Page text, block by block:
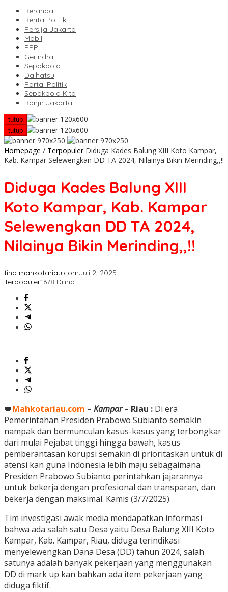
Beranda
Berita Politik
Persija Jakarta
Mobil
PPP
Gerindra
Sepakbola
Daihatsu
Partai Politik
Sepakbola Kita
Banjir Jakarta
tutup
tutup
Homepage / Terpopuler Diduga Kades Balung XIII Koto Kampar,
Kab. Kampar Selewengkan DD TA 2024, Nilainya Bikin Merinding,,!!
Diduga Kades Balung XIII
Koto Kampar, Kab. Kampar
Selewengkan DD TA 2024,
Nilainya Bikin Merinding,,!!
tino mahkotariau.comJuli 2, 2025
Terpopuler1678 Dilihat
👑Mahkotariau.com – Kampar– Riau : Di era
Pemerintahan Presiden Prabowo Subianto semakin
nampak dan bermunculan kasus-kasus yang terbongkar
dari mulai Pejabat tinggi hingga bawah, kasus
pemberantasan korupsi semakin di prioritaskan untuk di
atensi kan guna Indonesia lebih maju sebagaimana
Presiden Prabowo Subianto perintahkan jajarannya
untuk bekerja dengan profesional dan transparan, dan
bekerja dengan maksimal. Kamis (3/7/2025).
Tim investigasi awak media mendapatkan informasi
bahwa ada salah satu Desa yaitu Desa Balung XIII Koto
Kampar, Kab. Kampar, Riau, diduga terindikasi
menyelewengkan Dana Desa (DD) tahun 2024, salah
satunya adalah banyak pekerjaan yang menggunakan
DD di mark up kan bahkan ada item pekerjaan yang
diduga fiktif.